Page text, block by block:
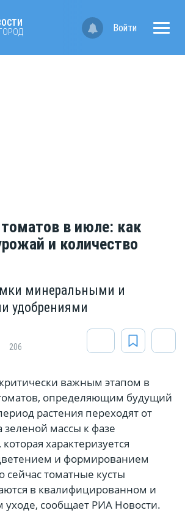
Войти
в июле: как
и количество
минеральными и
удобрениями
206
важным этапом в
определяющим будущий
растения переходят от
зеленой массы к фазе
характеризуется
и формированием
томатные кусты
в квалифицированном и
сообщает РИА Новости.